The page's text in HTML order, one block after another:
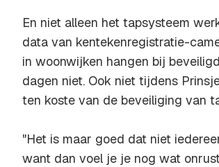
En niet alleen het tapsysteem
data van kentekenregistratie-
in woonwijken hangen bij
dagen niet. Ook niet tijdens
ten koste van de beveiliging van
"Het is maar goed dat niet
want dan voel je je nog wat